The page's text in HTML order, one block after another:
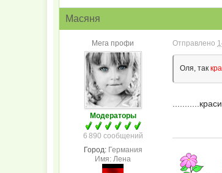
Масяня
Мега профи
Модераторы
6 890 сообщений
Город: Германия
Имя: Лена
Отправлено
Оля, так